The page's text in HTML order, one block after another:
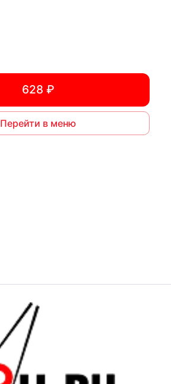
628 ₽
Перейти в меню